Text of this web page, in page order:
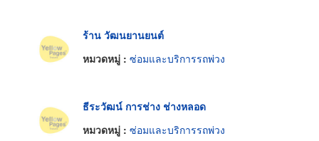
ร้าน วัฒนยานยนต์
หมวดหมู่ : ซ่อมและบริการรถพ่วง
ธีระวัฒน์ การช่าง ช่างหลอด
หมวดหมู่ : ซ่อมและบริการรถพ่วง